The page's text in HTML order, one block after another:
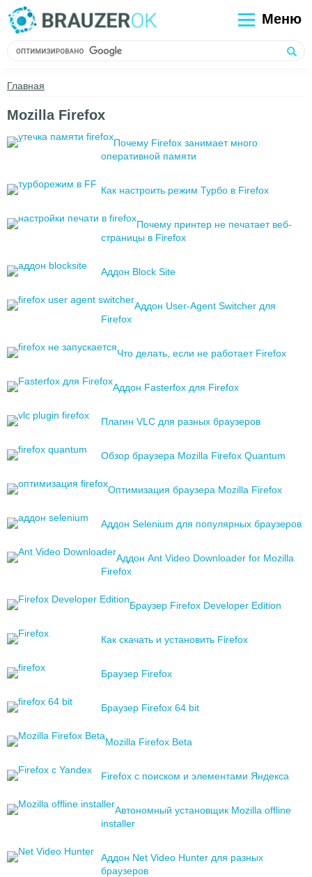
Меню
Главная
Mozilla Firefox
Почему Firefox занимает много
оперативной памяти
Как настроить режим Турбо в Firefox
Почему принтер не печатает веб-
страницы в Firefox
Аддон Block Site
Аддон User-Agent Switcher для
Firefox
Что делать, если не работает Firefox
Аддон Fasterfox для Firefox
Плагин VLC для разных браузеров
Обзор браузера Mozilla Firefox Quantum
Оптимизация браузера Mozilla Firefox
Аддон Selenium для популярных браузеров
Аддон Ant Video Downloader for Mozilla
Firefox
Браузер Firefox Developer Edition
Как скачать и установить Firefox
Браузер Firefox
Браузер Firefox 64 bit
Mozilla Firefox Beta
Firefox с поиском и элементами Яндекса
Автономный установщик Мozilla offline
installer
Аддон Net Video Hunter для разных
браузеров